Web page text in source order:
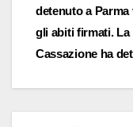
articoli
detenuto a Parma
gli abiti firmati. La
Cassazione ha